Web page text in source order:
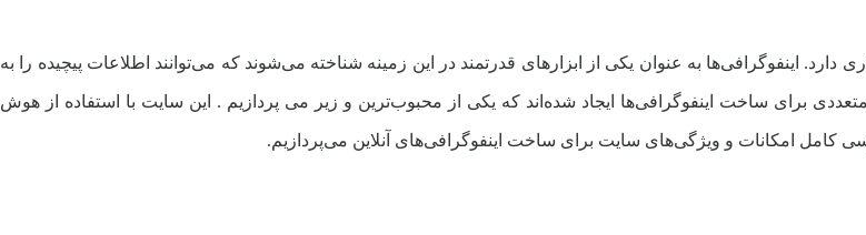
اینفوگرافی‌ها به عنوان یکی از ابزارهای قدرتمند در این زمینه شناخته می‌شوند که می‌توانند اطلاعات پیچیده را به
برای ساخت اینفوگرافی‌ها ایجاد شده‌اند که یکی از محبوب‌ترین و زیر می پردازیم . این سایت با استفاده از هوش
کامل امکانات و ویژگی‌های سایت برای ساخت اینفوگرافی‌های آنلاین می‌پردازیم.